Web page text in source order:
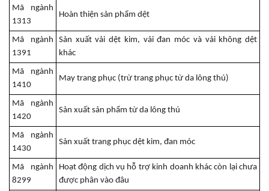
Mã ngành
1313
Hoàn thiện sản phẩm dệt
Mã ngành
1391
Sản xuất vải dệt kim, vải đan móc và vải không dệt
khác
Mã ngành
1410
May trang phục (trừ trang phục từ da lông thú)
Mã ngành
1420
Sản xuất sản phẩm từ da lông thú
Mã ngành
1430
Sản xuất trang phục dệt kim, đan móc
Mã ngành
8299
Hoạt động dịch vụ hỗ trợ kinh doanh khác còn lại chưa
được phân vào đâu